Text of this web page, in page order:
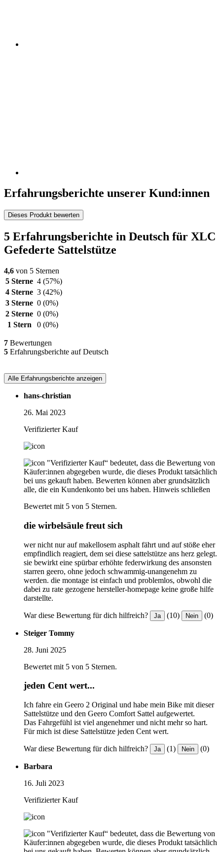
Erfahrungsberichte unserer Kund:innen
Dieses Produkt bewerten
5 Erfahrungsberichte in Deutsch für XLC
Gefederte Sattelstütze
4,6 von 5 Sternen
5 Sterne 4 (57%)
4 Sterne 3 (42%)
3 Sterne 0 (0%)
2 Sterne 0 (0%)
1 Stern
0 (0%)
7 Bewertungen
5 Erfahrungsberichte auf Deutsch
Alle Erfahrungsberichte anzeigen
hans-christian
26. Mai 2023
Verifizierter Kauf
"Verifizierter Kauf“ bedeutet, dass die Bewertung von
Käufer:innen abgegeben wurde, die dieses Produkt tatsächlich
bei uns gekauft haben. Bewerten können aber grundsätzlich
alle, die ein Kundenkonto bei uns haben. Hinweis schließen
Bewertet mit 5 von 5 Sternen.
die wirbelsäule freut sich
wer nicht nur auf makellosem asphalt fährt und auf stöße eher
empfindlich reagiert, dem sei diese sattelstütze ans herz gelegt.
sie bewirkt eine spürbar erhöhte federwirkung des ansonsten
starren geero, ohne jedoch schwammig-unangenehm zu
werden. die montage ist einfach und problemlos, obwohl die
dabei zu rate gezogene hersteller-homepage keine große hilfe
darstellte.
War diese Bewertung für dich hilfreich? Ja (10) Nein (0)
Steiger Tommy
28. Juni 2025
Bewertet mit 5 von 5 Sternen.
jeden Cent wert...
Ich fahre ein Geero 2 Original und habe mein Bike mit dieser
Sattelstütze und den Geero Comfort Sattel aufgewertet.
Das Fahrgefühl ist viel angenehmer und nicht mehr so hart.
Für mich ist diese Sattelstütze jeden Cent wert.
War diese Bewertung für dich hilfreich? Ja (1) Nein (0)
Barbara
16. Juli 2023
Verifizierter Kauf
"Verifizierter Kauf“ bedeutet, dass die Bewertung von
Käufer:innen abgegeben wurde, die dieses Produkt tatsächlich